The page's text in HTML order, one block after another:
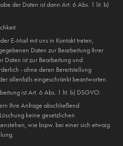
der Daten ist dann Art. 6 Abs. 1 lit. b)
E-Mail mit uns in Kontakt treten,
Daten zur Bearbeitung Ihrer
Daten ist zur Bearbeitung und
- ohne deren Bereitstellung
allenfalls eingeschränkt beantworten.
ist Art. 6 Abs. 1 lit. b) DSGVO.
Ihre Anfrage abschließend
keine gesetzlichen
wie bspw. bei einer sich etwaig